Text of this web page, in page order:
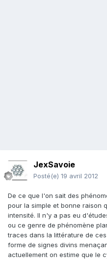
JexSavoie
Posté(e) 19 avril 2012
De ce que l'on sait des
pour la simple et bonne raison
intensité. Il n'y a pas eu
ou ce genre de phénomène
traces dans la littérature de
forme de signes divins
actuellement on estime que le